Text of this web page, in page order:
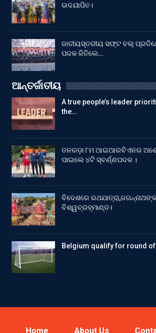
ଉଦଯାପିତ।
ଜାତୀୟସ୍ତରୀୟ ସଫ୍ଟ ବଲ୍
ପଦକ ଜିତିଲେ…
ଆନ୍ତର୍ଜାତୀୟ
A true people’s leader
the…
ତନରଡ଼ା ୮ମ ଆଇଆରବିଏନର
ପାଇଲେ ୪ଟି ସ୍ବର୍ଣ୍ଣପଦକ ।
ବିଦେଶରେ
ବିଶ୍ୱବ୍ରହ୍ମାଣ୍ଡ।
Belgium qualify for round of
Home About Us